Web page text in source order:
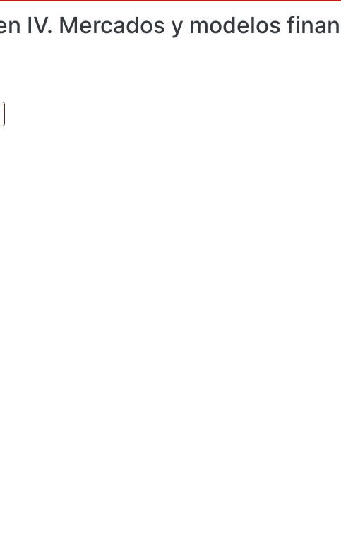
IV. Mercados y modelos